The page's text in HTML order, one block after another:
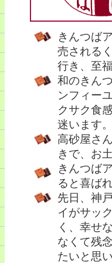
きんつば
売される
行き、至
和のきん
ンフィー
クサク食
迷います
高砂屋さ
きで、お
きんつば
ると喜ば
先日、神
イがサッ
く、幸せ
なくて残
たいと思